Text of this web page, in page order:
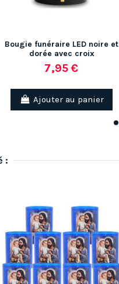
Bougie funéraire LED noire et
dorée avec croix
7,95 €
Ajouter au panier
: